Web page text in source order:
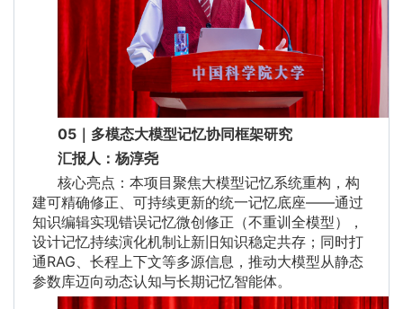
05｜多模态大模型记忆协同框架研究
汇报人：杨淳尧
核心亮点：本项目聚焦大模型记忆系统重构，构
建可精确修正、可持续更新的统一记忆底座——通过
知识编辑实现错误记忆微创修正（不重训全模型），
设计记忆持续演化机制让新旧知识稳定共存；同时打
通RAG、长程上下文等多源信息，推动大模型从静态
参数库迈向动态认知与长期记忆智能体。